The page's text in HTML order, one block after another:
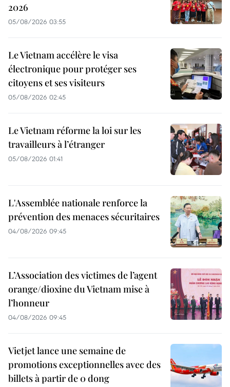
2026
05/08/2026 03:55
Le Vietnam accélère le visa
électronique pour protéger ses
citoyens et ses visiteurs
05/08/2026 02:45
Le Vietnam réforme la loi sur les
travailleurs à l’étranger
05/08/2026 01:41
L'Assemblée nationale renforce la
prévention des menaces sécuritaires
04/08/2026 09:45
L’Association des victimes de l’agent
orange/dioxine du Vietnam mise à
l’honneur
04/08/2026 09:45
Vietjet lance une semaine de
promotions exceptionnelles avec des
billets à partir de 0 dong